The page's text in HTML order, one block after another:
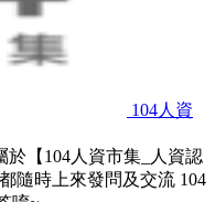
104人資
【104人資市集_人資認
隨時上來發問及交流 104